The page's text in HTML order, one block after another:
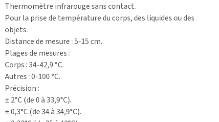
Thermomètre infrarouge sans contact.
Pour la prise de température du corps, des liquides ou des
objets.
Distance de mesure : 5-15 cm.
Plages de mesures :
Corps : 34-42,9 °C.
Autres : 0-100 °C.
Précision :
± 2°C (de 0 à 33,9°C).
± 0,3°C (de 34 à 34,9°C).